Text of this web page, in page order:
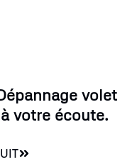
volet
votre écoute.